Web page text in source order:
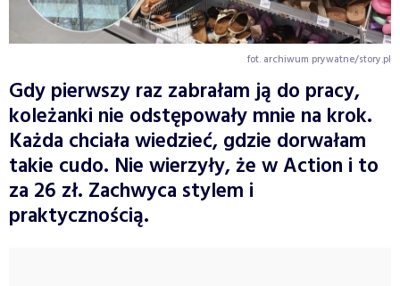
fot. archiwum prywatne/story.pl
Gdy pierwszy raz zabrałam ją do pracy,
koleżanki nie odstępowały mnie na krok.
Każda chciała wiedzieć, gdzie dorwałam
takie cudo. Nie wierzyły, że w Action i to
za 26 zł. Zachwyca stylem i
praktycznością.